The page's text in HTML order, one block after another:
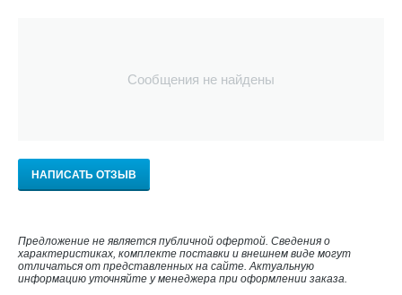
Сообщения не найдены
НАПИСАТЬ ОТЗЫВ
Предложение не является публичной офертой. Сведения о
характеристиках, комплекте поставки и внешнем виде могут
отличаться от представленных на сайте. Актуальную
информацию уточняйте у менеджера при оформлении заказа.